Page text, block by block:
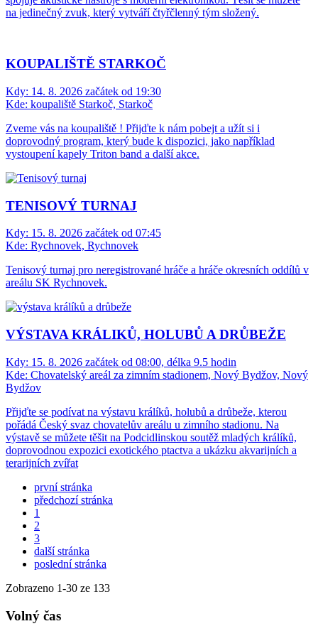
na jedinečný zvuk, který vytváří čtyřčlenný tým složený.
KOUPALIŠTĚ STARKOČ
Kdy: 14. 8. 2026 začátek od 19:30
Kde: koupaliště Starkoč, Starkoč
Zveme vás na koupaliště ! Přijďte k nám pobejt a užít si i
doprovodný program, který bude k dispozici, jako například
vystoupení kapely Triton band a další akce.
TENISOVÝ TURNAJ
Kdy: 15. 8. 2026 začátek od 07:45
Kde: Rychnovek, Rychnovek
Tenisový turnaj pro neregistrované hráče a hráče okresních oddílů v
areálu SK Rychnovek.
VÝSTAVA KRÁLIKŮ, HOLUBŮ A DRŮBEŽE
Kdy: 15. 8. 2026 začátek od 08:00, délka 9.5 hodin
Kde: Chovatelský areál za zimním stadionem, Nový Bydžov, Nový
Bydžov
Přijďte se podívat na výstavu králíků, holubů a drůbeže, kterou
pořádá Český svaz chovatelův areálu u zimního stadionu. Na
výstavě se můžete těšit na Podcidlinskou soutěž mladých králíků,
doprovodnou expozici exotického ptactva a ukázku akvarijních a
terarijních zvířat
první stránka
předchozí stránka
1
2
3
další stránka
poslední stránka
Zobrazeno 1-30 ze 133
Volný čas